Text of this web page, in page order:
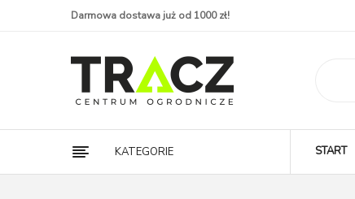
Darmowa dostawa już od 1000 zł!
KATEGORIE START